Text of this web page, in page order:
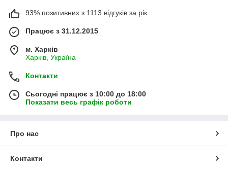
93% позитивних з 1113 відгуків за рік
Працює з 31.12.2015
м. Харків
Харків, Україна
Контакти
Сьогодні працює з 10:00 до 18:00
Показати весь графік роботи
Про нас
Контакти